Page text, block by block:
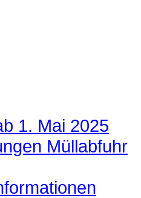
1. Mai 2025
Müllabfuhr